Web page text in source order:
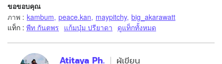
ขอขอบคุณ
ภาพ : kambum, peace.kan, maypitchy, big_akarawatt
แท็ก : พีท กันตพร แก้มบุ๋ม ปรียาดา ดูแท็กทั้งหมด
Atitaya Ph. ผู้เขียน